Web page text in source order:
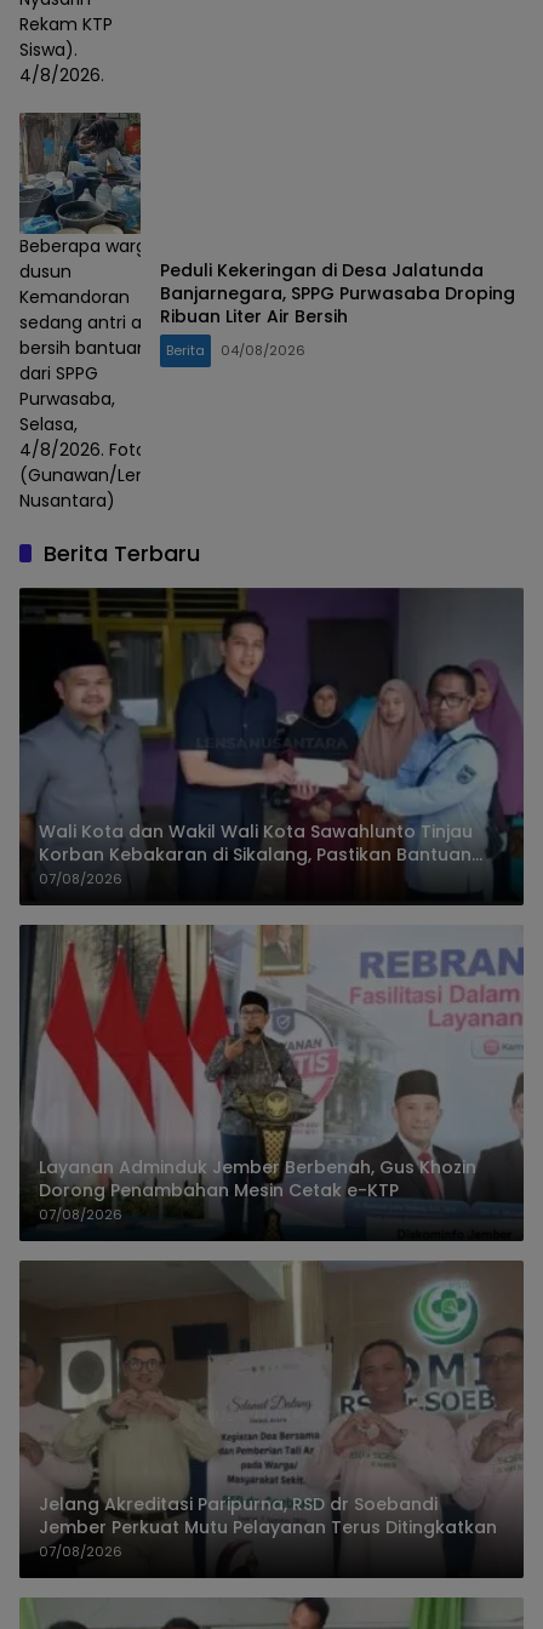
Rekam KTP
Siswa).
4/8/2026.
Beberapa warga
dusun
Kemandoran
sedang antri air
bersih bantuan
dari SPPG
Purwasaba,
Selasa,
4/8/2026. Foto :
(Gunawan/Lensa
Nusantara)
Peduli Kekeringan di Desa Jalatunda
Banjarnegara, SPPG Purwasaba Droping
Ribuan Liter Air Bersih
Berita 04/08/2026
Berita Terbaru
Wali Kota dan Wakil Wali Kota Sawahlunto Tinjau
Korban Kebakaran di Sikalang, Pastikan Bantuan
dan Perkuat Mitigasi Bencana
07/08/2026
Layanan Adminduk Jember Berbenah, Gus Khozin
Dorong Penambahan Mesin Cetak e-KTP
07/08/2026
Jelang Akreditasi Paripurna, RSD dr Soebandi
Jember Perkuat Mutu Pelayanan Terus Ditingkatkan
07/08/2026